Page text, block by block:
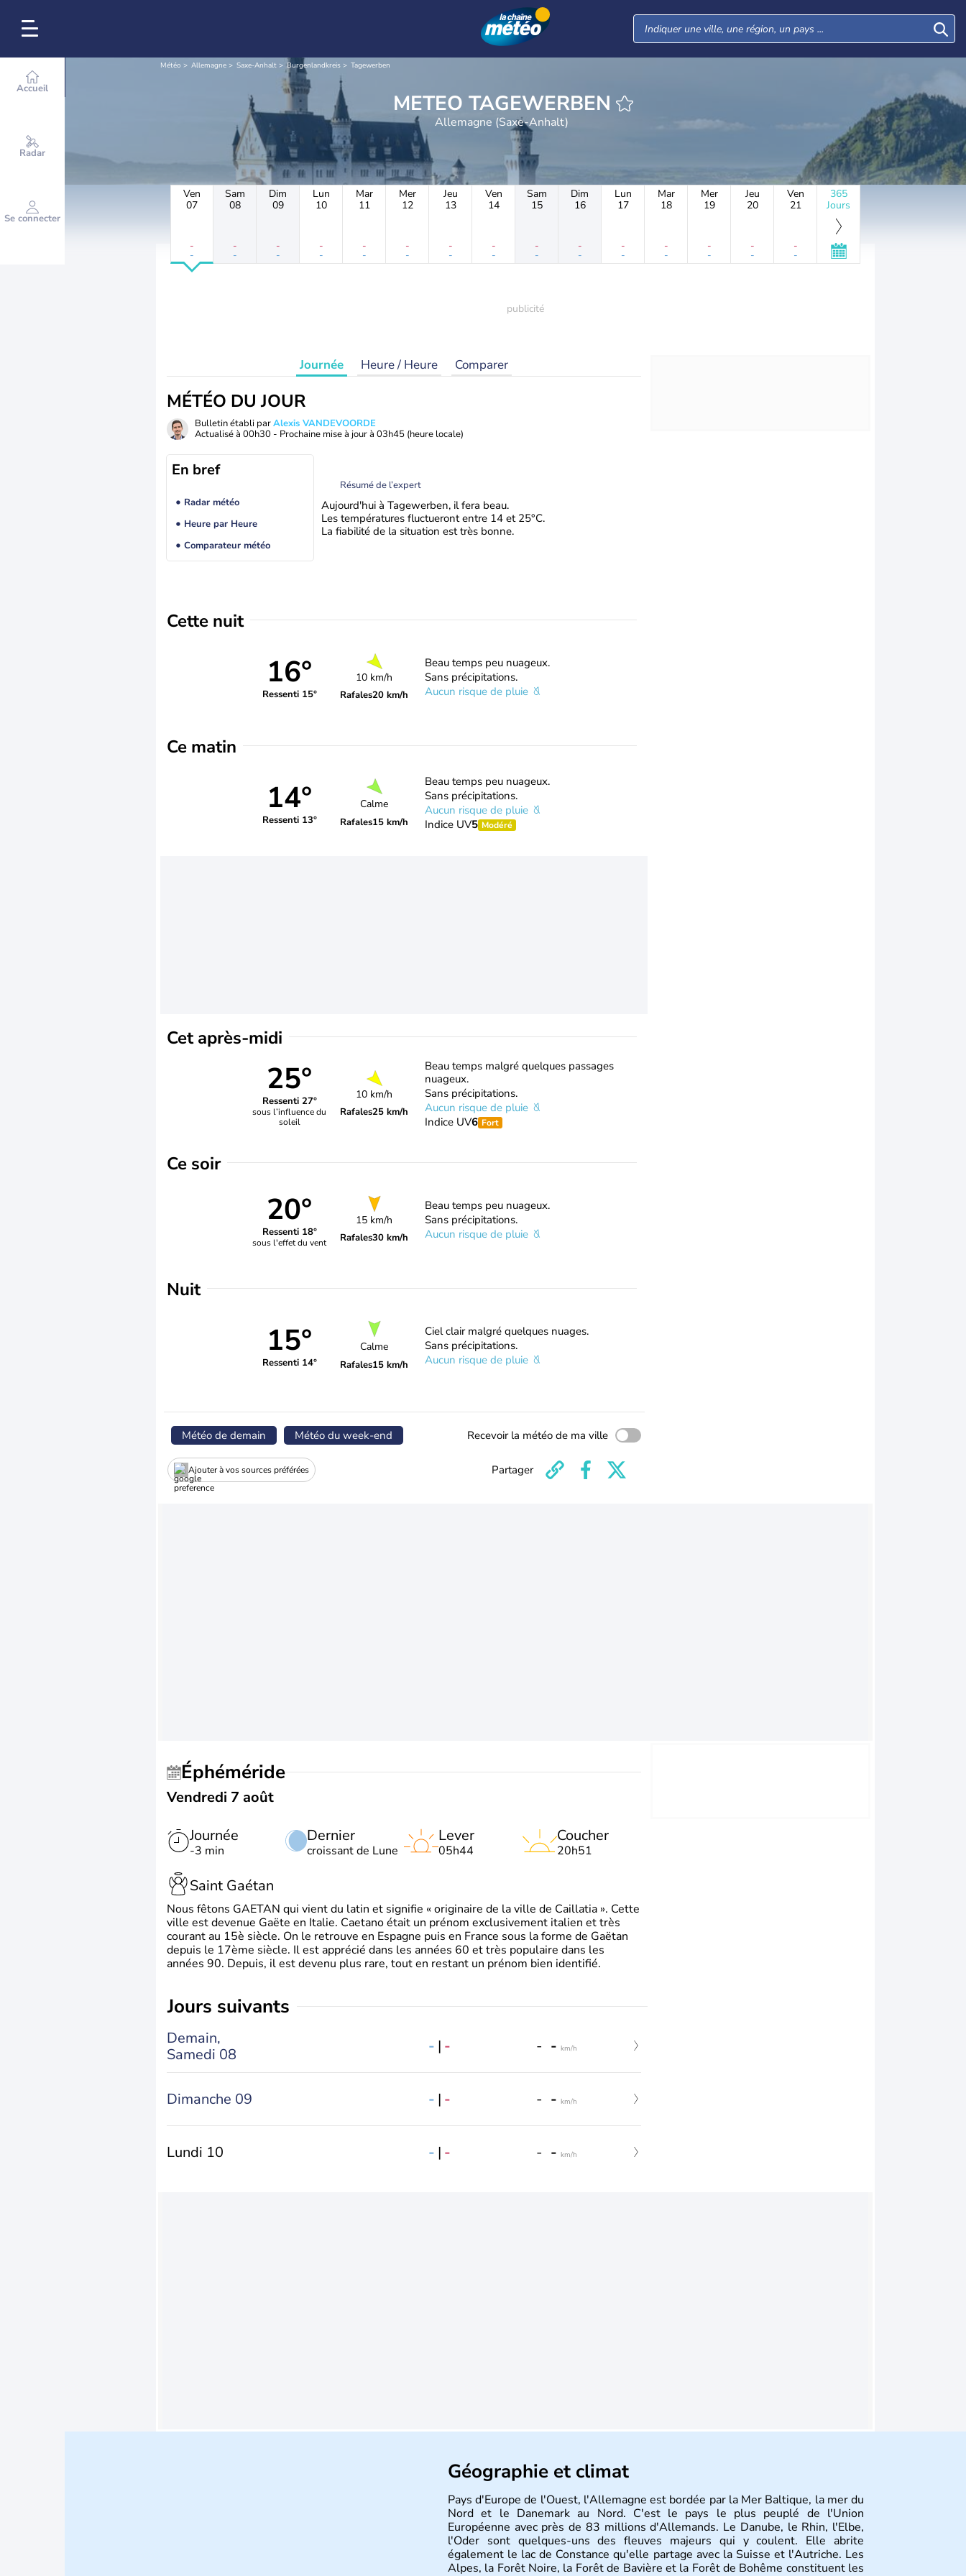
Accueil
Radar
Se connecter
Météo Allemagne Saxe-Anhalt Burgenlandkreis Tagewerben
METEO TAGEWERBEN
Allemagne (Saxe-Anhalt)
Ven
07
-
-
Sam
08
-
-
Dim
09
-
-
Lun
10
-
-
Mar
11
-
-
Mer
12
-
-
Jeu
13
-
-
Ven
14
-
-
Sam
15
-
-
Dim
16
-
-
Lun
17
-
-
Mar
18
-
-
Mer
19
-
-
Jeu
20
-
-
Ven
21
-
-
365
Jours
Journée Heure / Heure Comparer
MÉTÉO DU JOUR
Bulletin établi parAlexis VANDEVOORDE
Actualisé à 00h30 - Prochaine mise à jour à 03h45 (heure locale)
En bref
Radar météo
Heure par Heure
Comparateur météo
Résumé de l’expert
Aujourd'hui à Tagewerben, il fera beau.
Les températures fluctueront entre 14 et 25°C.
La fiabilité de la situation est très bonne.
Cette nuit
16°
Ressenti 15°
10 km/h
Rafales20 km/h
Beau temps peu nuageux.
Sans précipitations.
Aucun risque de pluie
Ce matin
14°
Ressenti 13°
Calme
Rafales15 km/h
Beau temps peu nuageux.
Sans précipitations.
Aucun risque de pluie
Indice UV5 Modéré
Cet après-midi
25°
Ressenti 27°
sous l’influence du
soleil
10 km/h
Rafales25 km/h
Beau temps malgré quelques passages
nuageux.
Sans précipitations.
Aucun risque de pluie
Indice UV6 Fort
Ce soir
20°
Ressenti 18°
sous l'effet du vent
15 km/h
Rafales30 km/h
Beau temps peu nuageux.
Sans précipitations.
Aucun risque de pluie
Nuit
15°
Ressenti 14°
Calme
Rafales15 km/h
Ciel clair malgré quelques nuages.
Sans précipitations.
Aucun risque de pluie
Météo de demain Météo du week-end Recevoir la météo de ma ville
Ajouter à vos sources préférées Partager
Éphéméride
Vendredi 7 août
Journée
-3 min
Dernier
croissant de Lune
Lever
05h44
Coucher
20h51
Saint Gaétan
Nous fêtons GAETAN qui vient du latin et signifie « originaire de la ville de Caillatia ». Cette
ville est devenue Gaëte en Italie. Caetano était un prénom exclusivement italien et très
courant au 15è siècle. On le retrouve en Espagne puis en France sous la forme de Gaëtan
depuis le 17ème siècle. Il est apprécié dans les années 60 et très populaire dans les
années 90. Depuis, il est devenu plus rare, tout en restant un prénom bien identifié.
jours suivants
Demain,
Samedi 08
- | - - - km/h
Dimanche 09 - | - - - km/h
Lundi 10 - | - - - km/h
Géographie et climat
Pays d'Europe de l'Ouest, l'Allemagne est bordée par la Mer Baltique, la mer du
Nord et le Danemark au Nord. C'est le pays le plus peuplé de l'Union
Européenne avec près de 83 millions d'Allemands. Le Danube, le Rhin, l'Elbe,
l'Oder sont quelques-uns des fleuves majeurs qui y coulent. Elle abrite
également le lac de Constance qu'elle partage avec la Suisse et l'Autriche. Les
Alpes, la Forêt Noire, la Forêt de Bavière et la Forêt de Bohême constituent les